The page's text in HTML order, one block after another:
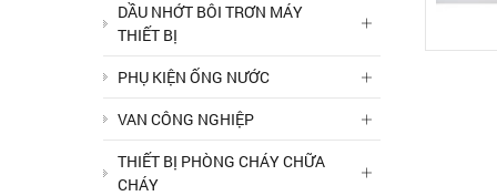
DẦU NHỚT BÔI TRƠN MÁY
THIẾT BỊ
PHỤ KIỆN ỐNG NƯỚC
VAN CÔNG NGHIỆP
THIẾT BỊ PHÒNG CHÁY CHỮA
CHÁY